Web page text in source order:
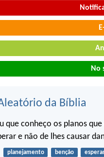
No
da Bíblia
que conheço os planos
e não de lhes causar
planejamento benção